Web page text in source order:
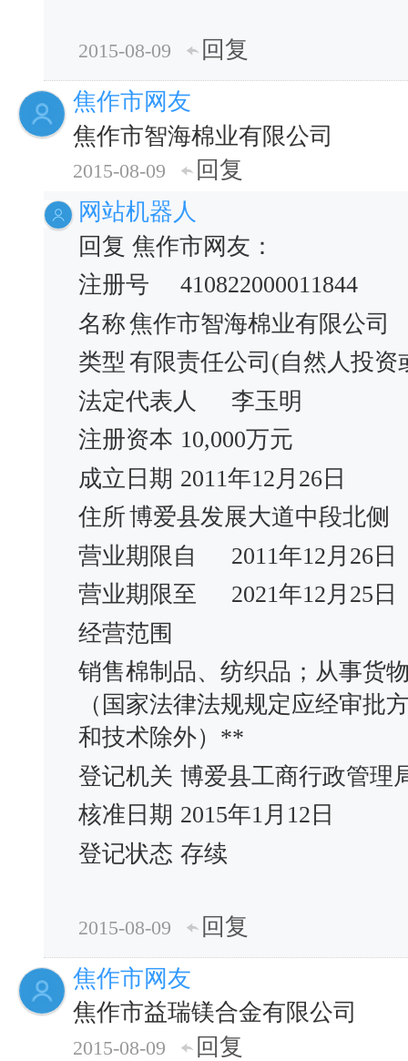
2015-08-09
回复
焦作市网友
焦作市智海棉业有限公司
2015-08-09
回复
网站机器人
回复 焦作市网友：
注册号
410822000011844
名称焦作市智海棉业有限公司
类型 有限责任公司(自然人投资
法定代表人
李玉明
注册资本 10,000万元
成立日期 2011年12月26日
住所博爱县发展大道中段北侧
营业期限自
2011年12月26日
营业期限至
2021年12月25日
经营范围
销售棉制品、纺织品；从事货
（国家法律法规规定应经审批
和技术除外）**
登记机关 博爱县工商行政管理
核准日期 2015年1月12日
登记状态 存续
2015-08-09
回复
焦作市网友
焦作市益瑞镁合金有限公司
2015-08-09
回复